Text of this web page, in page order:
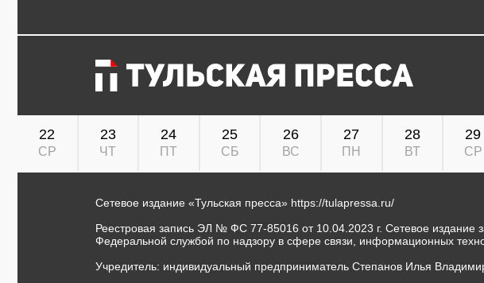
22
СР
23
ЧТ
24
ПТ
25
СБ
26
ВС
27
ПН
28
ВТ
29
СР
Сетевое издание «Тульская пресса» https://tulapressa.ru/
Реестровая запись ЭЛ № ФС 77-85016 от 10.04.2023 г. Сетевое издание
Федеральной службой по надзору в сфере связи, информационных
Учредитель: индивидуальный предприниматель Степанов Илья